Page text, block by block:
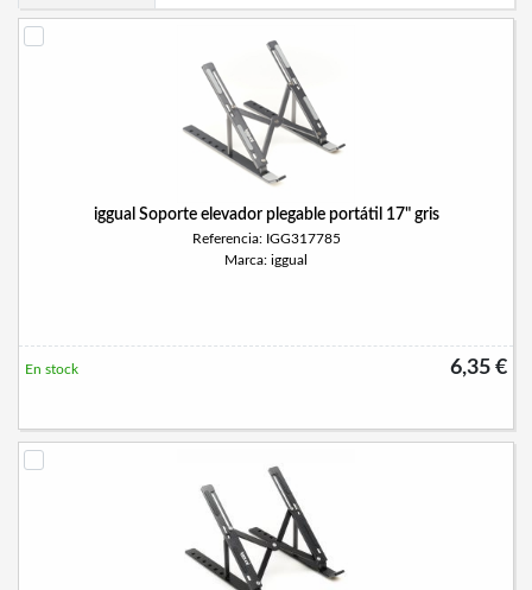
iggual Soporte elevador plegable portátil 17" gris
Referencia: IGG317785
Marca: iggual
6,35 €
En stock